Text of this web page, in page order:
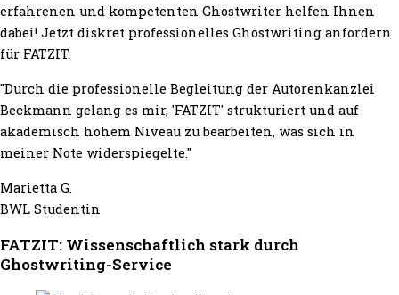
erfahrenen und kompetenten Ghostwriter helfen Ihnen
dabei! Jetzt diskret professionelles Ghostwriting anfordern
für FATZIT.
"Durch die professionelle Begleitung der Autorenkanzlei
Beckmann gelang es mir, 'FATZIT' strukturiert und auf
akademisch hohem Niveau zu bearbeiten, was sich in
meiner Note widerspiegelte."
Marietta G.
BWL Studentin
FATZIT: Wissenschaftlich stark durch
Ghostwriting-Service